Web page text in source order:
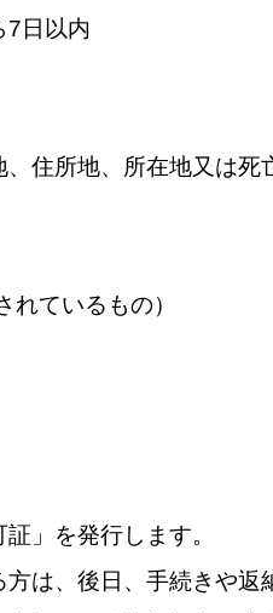
7日以内
住所地、所在地又は死
ているもの）
」を発行します。
は、後日、手続きや返